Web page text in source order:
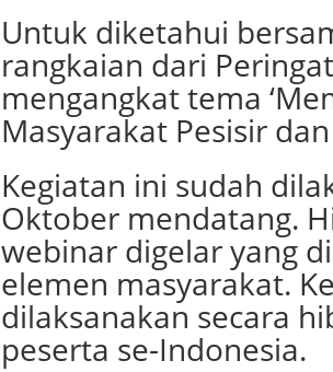
Untuk diketahui
rangkaian dari
mengangkat tema
Masyarakat Pesisir
Kegiatan ini sudah
Oktober mendatang.
webinar digelar yang
elemen masyarakat.
dilaksanakan secara
peserta se-Indonesia.